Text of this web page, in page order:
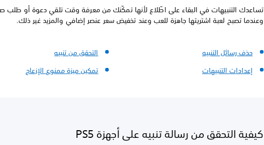
تساعدك التنبيهات في البقاء على اطّلاع لأنها تمكّنك من معرفة وقت تلقي دعوة أو طلب
وعندما تصبح لعبة اشتريتها جاهزة للعب وعند تخفيض سعر عنصر إضافي والمزيد غير ذلك.
التحقق من تنبيه
تمكين ميزة ممنوع الإزعاج
حذف رسائل التنبيه
إعدادات التنبيهات
كيفية التحقق من رسالة تنبيه على أجهزة PS5